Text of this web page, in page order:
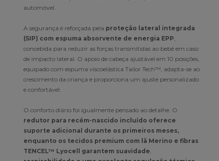
automóvel.
A segurança é reforçada pela proteção lateral integrada
(SIP) com espuma absorvente de energia EPP
concebida para reduzir as forças transmitidas ao bebé em caso
de impacto lateral. O apoio de cabeça ajustável em 10 posições,
equipado com espuma viscoelástica Tailor Tech™, adapta-se ao
crescimento da criança e proporciona um ajuste personalizado
e confortável.
O conforto diário foi igualmente pensado ao detalhe. O
redutor para recém-nascido incluído oferece
suporte adicional durante os primeiros meses,
enquanto os tecidos premium com lã Merino e fibras
TENCEL™ Lyocell garantem suavidade